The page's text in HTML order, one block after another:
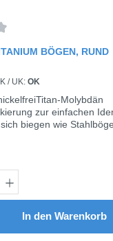
Bewertung von 0
BÖGEN, RUND
/ UK: OK
Molybdän
zur einfachen
biegen wie
Stück/Pack
Gib den
In den Warenkorb